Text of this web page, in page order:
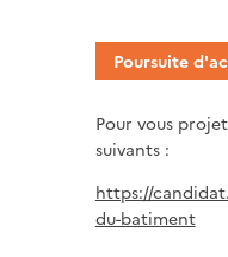
Poursuite
Pour vous
suivants :
https://
du-batiment